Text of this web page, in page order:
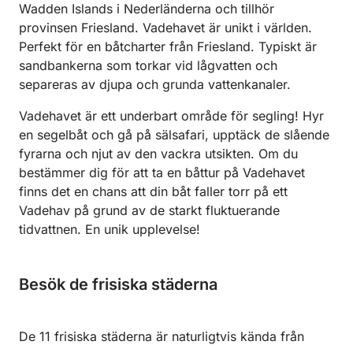
Wadden Islands i Nederländerna och tillhör
provinsen Friesland. Vadehavet är unikt i världen.
Perfekt för en båtcharter från Friesland. Typiskt är
sandbankerna som torkar vid lågvatten och
separeras av djupa och grunda vattenkanaler.
Vadehavet är ett underbart område för segling! Hyr
en segelbåt och gå på sälsafari, upptäck de slående
fyrarna och njut av den vackra utsikten. Om du
bestämmer dig för att ta en båttur på Vadehavet
finns det en chans att din båt faller torr på ett
Vadehav på grund av de starkt fluktuerande
tidvattnen. En unik upplevelse!
Besök de frisiska städerna
De 11 frisiska städerna är naturligtvis kända från